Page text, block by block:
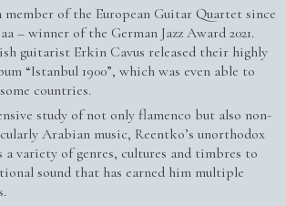
member of the European Guitar Quartet since
– winner of the German Jazz Award 2021.
guitarist Erkin Cavus released their highly
“Istanbul 1900”, which was even able to
countries.
study of not only flamenco but also non-
Arabian music, Reentko’s unorthodox
a variety of genres, cultures and timbres to
sound that has earned him multiple